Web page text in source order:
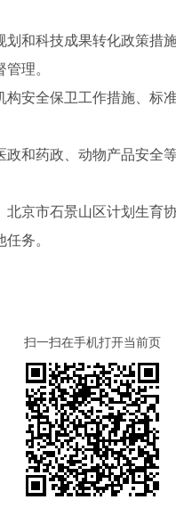
和科技成果转化政策措
理。
构安全保卫工作措施、
政和药政、动物产品安
京市石景山区计划生育协
务。
扫一扫在手机打开当前页